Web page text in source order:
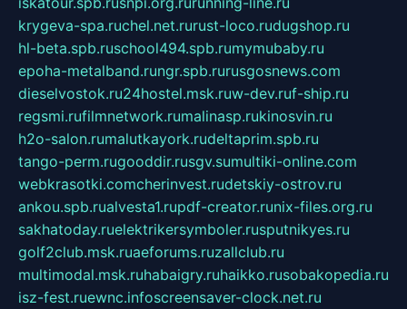
krygeva-spa.ruchel.net.rurust-loco.rudugshop.ru
hl-beta.spb.ruschool494.spb.rumymubaby.ru
epoha-metalband.rungr.spb.rurusgosnews.com
dieselvostok.ru24hostel.msk.ruw-dev.ruf-ship.ru
regsmi.rufilmnetwork.rumalinasp.rukinosvin.ru
h2o-salon.rumalutkayork.rudeltaprim.spb.ru
tango-perm.rugooddir.rusgv.sumultiki-online.com
webkrasotki.comcherinvest.rudetskiy-ostrov.ru
ankou.spb.rualvesta1.rupdf-creator.runix-files.org.ru
sakhatoday.ruelektrikersymboler.rusputnikyes.ru
golf2club.msk.ruaeforums.ruzallclub.ru
multimodal.msk.ruhabaigry.ruhaikko.rusobakopedia.ru
isz-fest.ruewnc.infoscreensaver-clock.net.ru